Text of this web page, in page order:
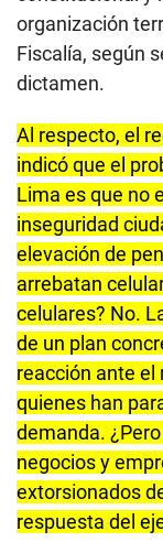
organización
Fiscalía, según
dictamen.
Al respecto, el
indicó que el
Lima es que no
inseguridad
elevación de
arrebatan
celulares? No.
de un plan
reacción ante
quienes han
demanda.
negocios y
extorsionados
respuesta del